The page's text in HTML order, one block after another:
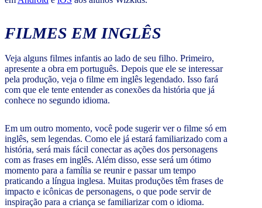
FILMES EM INGLÊS
Veja alguns filmes infantis ao lado de seu filho. Primeiro,
apresente a obra em português. Depois que ele se interessar
pela produção, veja o filme em inglês legendado. Isso fará
com que ele tente entender as conexões da história que já
conhece no segundo idioma.
Em um outro momento, você pode sugerir ver o filme só em
inglês, sem legendas. Como ele já estará familiarizado com a
história, será mais fácil conectar as ações dos personagens
com as frases em inglês. Além disso, esse será um ótimo
momento para a família se reunir e passar um tempo
praticando a língua inglesa. Muitas produções têm frases de
impacto e icônicas de personagens, o que pode servir de
inspiração para a criança se familiarizar com o idioma.